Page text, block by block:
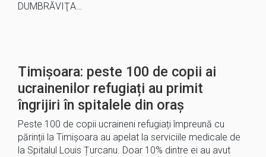
DUMBRĂVIŢA…
Timișoara: peste 100 de copii ai
ucrainenilor refugiați au primit
îngrijiri în spitalele din oraș
Peste 100 de copii ucraineni refugiați împreună cu
părinții la Timișoara au apelat la serviciile medicale de
la Spitalul Louis Țurcanu. Doar 10% dintre ei au avut